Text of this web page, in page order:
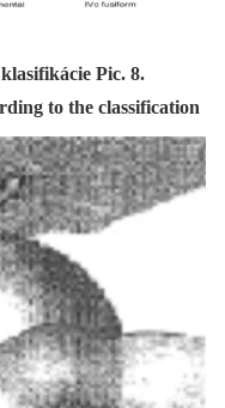
Pic. 8.
to the classification